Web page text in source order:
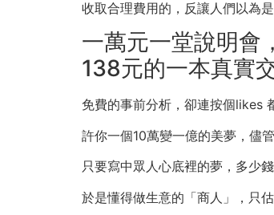
收取合理費用的，反讓人們以為是
一萬元一堂說明會
138元的一本真實
免費的事前分析，卻連按個likes
許你一個10萬變一億的美夢，儘
只要寫中眾人心底裡的夢，多少
於是懂得做生意的「商人」，只